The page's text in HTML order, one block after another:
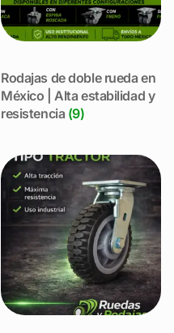
Rodajas de doble rueda en
México | Alta estabilidad y
resistencia (9)